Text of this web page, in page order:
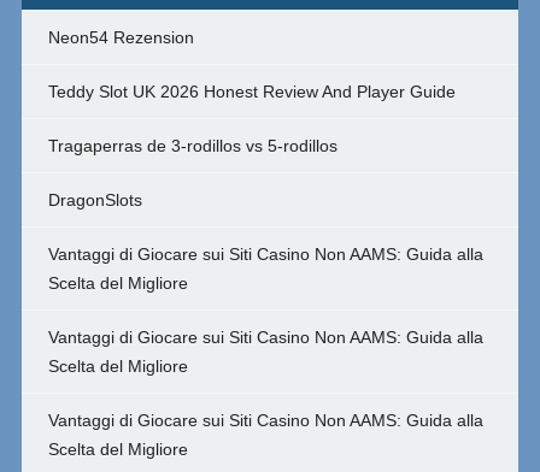
Neon54 Rezension
Teddy Slot UK 2026 Honest Review And Player Guide
Tragaperras de 3-rodillos vs 5-rodillos
DragonSlots
Vantaggi di Giocare sui Siti Casino Non AAMS: Guida alla
Scelta del Migliore
Vantaggi di Giocare sui Siti Casino Non AAMS: Guida alla
Scelta del Migliore
Vantaggi di Giocare sui Siti Casino Non AAMS: Guida alla
Scelta del Migliore